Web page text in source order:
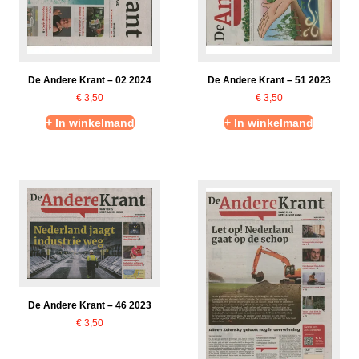
De Andere Krant – 02 2024
€ 3,50
+ In winkelmand
De Andere Krant – 51 2023
€3,50
+ In winkelmand
De Andere Krant – 46 2023
€ 3,50